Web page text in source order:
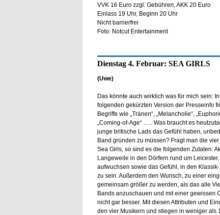
VVK 16 Euro zzgl. Gebühren, AKK 20 Euro
Einlass 19 Uhr, Beginn 20 Uhr
Nicht barrierfrei
Foto: Notcut Entertainment
Dienstag 4. Februar: SEA GIRLS
(Uwe)
Das könnte auch wirklich was für mich sein:
folgenden gekürzten Version der Presseinfo
Begriffe wie „Tränen“, „Melancholie“,
„Coming-of-Age“ ….. Was braucht es
junge britische Lads das Gefühl haben,
Band gründen zu müssen? Fragt man die
Sea Girls, so sind es die folgenden Zutaten:
Langeweile in den Dörfern rund um
aufwuchsen sowie das Gefühl, in den
zu sein. Außerdem den Wunsch, zu einer
gemeinsam größer zu werden, als das alle
Bands anzuschauen und mit einer gewissen
nicht gar besser. Mit diesen Attributen und
den vier Musikern und stiegen in weniger als